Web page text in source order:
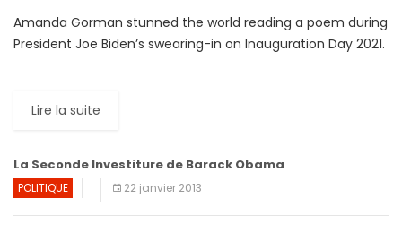
Amanda Gorman stunned the world reading a poem during
President Joe Biden’s swearing-in on Inauguration Day 2021.
Lire la suite
La Seconde Investiture de Barack Obama
POLITIQUE 22 janvier 2013